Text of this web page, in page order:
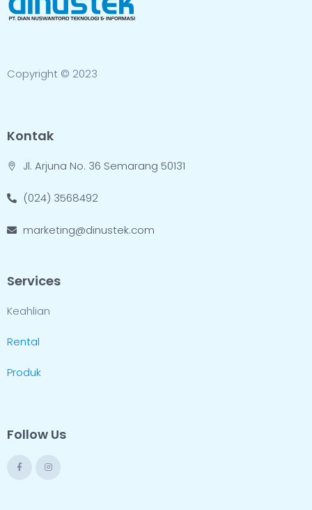
Copyright © 2023
Kontak
Jl. Arjuna No. 36 Semarang 50131
(024) 3568492
marketing@dinustek.com
Services
Keahlian
Rental
Produk
Follow Us